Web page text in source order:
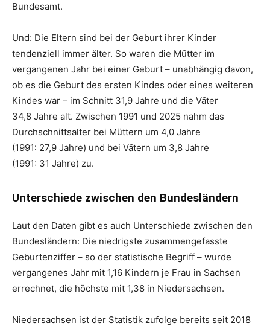
Bundesamt.
Und: Die Eltern sind bei der Geburt ihrer Kinder
tendenziell immer älter. So waren die Mütter im
vergangenen Jahr bei einer Geburt – unabhängig davon,
ob es die Geburt des ersten Kindes oder eines weiteren
Kindes war – im Schnitt 31,9 Jahre und die Väter
34,8 Jahre alt. Zwischen 1991 und 2025 nahm das
Durchschnittsalter bei Müttern um 4,0 Jahre
(1991: 27,9 Jahre) und bei Vätern um 3,8 Jahre
(1991: 31 Jahre) zu.
Unterschiede zwischen den Bundesländern
Laut den Daten gibt es auch Unterschiede zwischen den
Bundesländern: Die niedrigste zusammengefasste
Geburtenziffer – so der statistische Begriff – wurde
vergangenes Jahr mit 1,16 Kindern je Frau in Sachsen
errechnet, die höchste mit 1,38 in Niedersachsen.
Niedersachsen ist der Statistik zufolge bereits seit 2018